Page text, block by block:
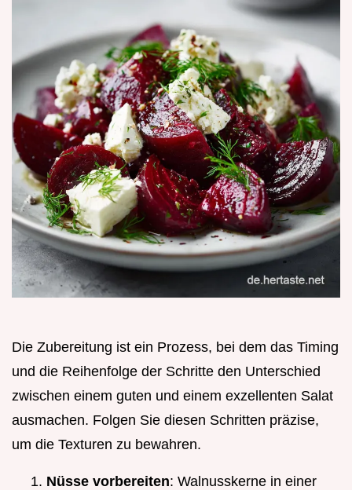
Die Zubereitung ist ein Prozess, bei dem das Timing
und die Reihenfolge der Schritte den Unterschied
zwischen einem guten und einem exzellenten Salat
ausmachen. Folgen Sie diesen Schritten präzise,
um die Texturen zu bewahren.
Nüsse vorbereiten: Walnusskerne in einer